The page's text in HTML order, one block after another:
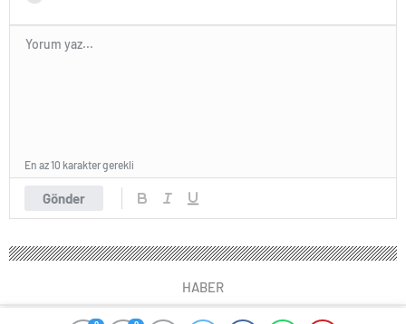
Gönder
En az 10 karakter gerekli
HABER